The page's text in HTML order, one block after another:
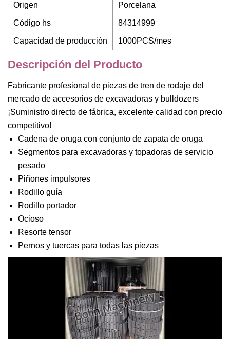
Origen Porcelana
Código hs 84314999
Capacidad de producción 1000PCS/mes
Descripción del Producto
Fabricante profesional de piezas de tren de rodaje del
mercado de accesorios de excavadoras y bulldozers
¡Suministro directo de fábrica, excelente calidad con precio
competitivo!
Cadena de oruga con conjunto de zapata de oruga
Segmentos para excavadoras y topadoras de servicio
pesado
Piñones impulsores
Rodillo guía
Rodillo portador
Ocioso
Resorte tensor
Pernos y tuercas para todas las piezas